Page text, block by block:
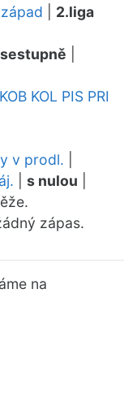
2.liga
sestupně
KOB KOL PIS PRI
v prodl.
s nulou
zápas.
na